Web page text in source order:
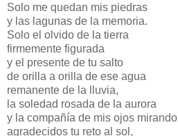
Solo me quedan mis piedras
y las lagunas de la memoria.
Solo el olvido de la tierra
firmemente figurada
y el presente de tu salto
de orilla a orilla de ese agua
remanente de la lluvia,
la soledad rosada de la aurora
y la compañía de mis ojos mirando
agradecidos tu reto al sol,